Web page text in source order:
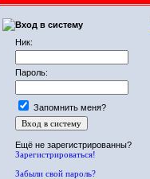
Вход в систему
Ник:
Пароль:
Запомнить меня?
Ещё не зарегистрированны?
Зарегистрироваться!
Забыли свой пароль?